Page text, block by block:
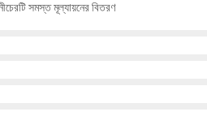
সমস্ত মূল্যায়নের বিতরণ